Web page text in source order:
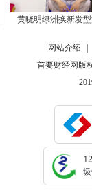
黄晓明绿洲换新发
网站介绍
首要财经网版